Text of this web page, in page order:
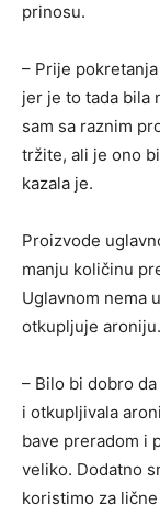
prinosu.
– Prije
jer je to tada bila
sam sa raznim
tržite, ali je ono
kazala je.
Proizvode
manju količinu
Uglavnom nema
otkupljuje aroniju.
– Bilo bi dobro
i otkupljivala
bave preradom i
veliko. Dodatno
koristimo za